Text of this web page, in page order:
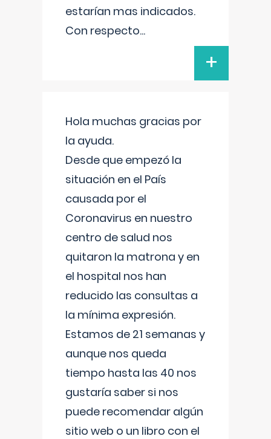
estarían mas indicados.
Con respecto...
+
Hola muchas gracias por
la ayuda.
Desde que empezó la
situación en el País
causada por el
Coronavirus en nuestro
centro de salud nos
quitaron la matrona y en
el hospital nos han
reducido las consultas a
la mínima expresión.
Estamos de 21 semanas y
aunque nos queda
tiempo hasta las 40 nos
gustaría saber si nos
puede recomendar algún
sitio web o un libro con el